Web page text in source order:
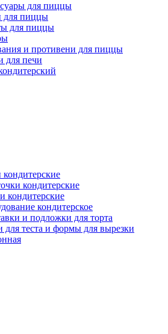
для пиццы
для пиццы
для пиццы
и противени для пиццы
для печи
кондитерские
кондитерские
кондитерское
и подложки для торта
для теста и формы для вырезки